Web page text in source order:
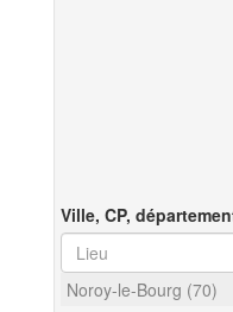
Ville, CP,
Noroy-le-Bourg (70)